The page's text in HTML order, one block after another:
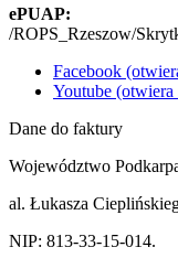
ePUAP:
/ROPS_Rzeszow/
Facebook
Youtube
Dane do faktury
Województwo
al. Łukasza
NIP: 813-33-15-014.